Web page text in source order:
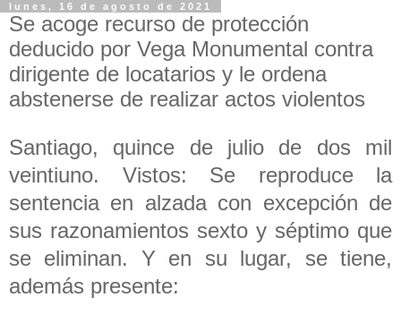
lunes, 16 de agosto de 2021
Se acoge recurso de protección
deducido por Vega Monumental contra
dirigente de locatarios y le ordena
abstenerse de realizar actos violentos
Santiago, quince de julio de dos mil
veintiuno. Vistos: Se reproduce la
sentencia en alzada con excepción de
sus razonamientos sexto y séptimo que
se eliminan. Y en su lugar, se tiene,
además presente: